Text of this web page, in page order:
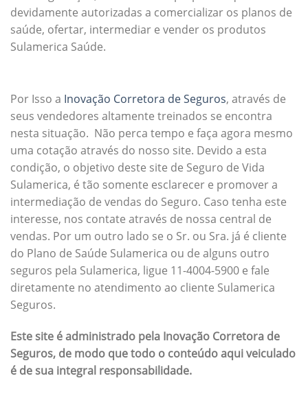
devidamente autorizadas a comercializar os planos de
saúde, ofertar, intermediar e vender os produtos
Sulamerica Saúde.
Por Isso a Inovação Corretora de Seguros, através de
seus vendedores altamente treinados se encontra
nesta situação. Não perca tempo e faça agora mesmo
uma cotação através do nosso site. Devido a esta
condição, o objetivo deste site de Seguro de Vida
Sulamerica, é tão somente esclarecer e promover a
intermediação de vendas do Seguro. Caso tenha este
interesse, nos contate através de nossa central de
vendas. Por um outro lado se o Sr. ou Sra. já é cliente
do Plano de Saúde Sulamerica ou de alguns outro
seguros pela Sulamerica, ligue 11-4004-5900 e fale
diretamente no atendimento ao cliente Sulamerica
Seguros.
Este site é administrado pela Inovação Corretora de
Seguros, de modo que todo o conteúdo aqui veiculado
é de sua integral responsabilidade.